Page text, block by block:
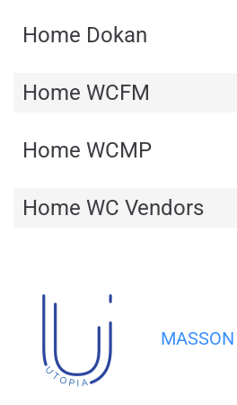
Home Dokan
Home WCFM
Home WCMP
Home WC Vendors